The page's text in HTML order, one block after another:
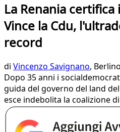
La Renania
Vince la Cdu,
record
di Vincenzo Savignano, Berlino
Dopo 35 anni i
guida del governo del land
esce indebolita la coalizione